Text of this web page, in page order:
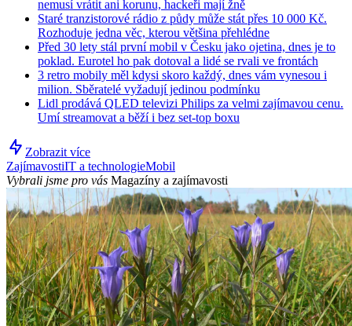
nemusí vrátit ani korunu, hackeři mají žně
Staré tranzistorové rádio z půdy může stát přes 10 000 Kč.
Rozhoduje jedna věc, kterou většina přehlédne
Před 30 lety stál první mobil v Česku jako ojetina, dnes je to
poklad. Eurotel ho pak dotoval a lidé se rvali ve frontách
3 retro mobily měl kdysi skoro každý, dnes vám vynesou i
milion. Sběratelé vyžadují jedinou podmínku
Lidl prodává QLED televizi Philips za velmi zajímavou cenu.
Umí streamovat a běží i bez set-top boxu
Zobrazit více
ZajímavostiIT a technologieMobil
Vybrali jsme pro vás Magazíny a zajímavosti